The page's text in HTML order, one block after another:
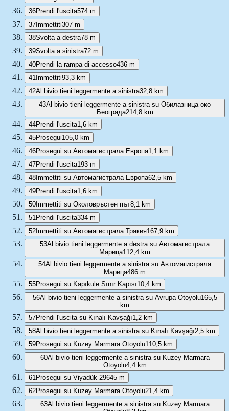
36Prendi l'uscita574 m
37Immettiti307 m
38Svolta a destra78 m
39Svolta a sinistra72 m
40Prendi la rampa di accesso436 m
41 Immettiti93,3 km
42Al bivio tieni leggermente a sinistra32,8 km
43Al bivio tieni leggermente a sinistra su Обилазница око
Београда214,8 km
44Prendi l'uscita1,6 km
45Prosegui105,0 km
46Prosegui su Автомагистрала Европа1,1 km
47Prendi l'uscita193 m
48Immettiti su Автомагистрала Европа62,5 km
49Prendi l'uscita1,6 km
50Immettiti su Околовръстен път8,1 km
51 Prendi l'uscita334 m
52Immettiti su Автомагистрала Тракия167,9 km
53Al bivio tieni leggermente a destra su Автомагистрала
Марица112,4 km
54Al bivio tieni leggermente a sinistra su Автомагистрала
Марица486 m
55Prosegui su Kapıkule Sınır Kapısı10,4 km
56Al bivio tieni leggermente a sinistra su Avrupa Otoyolu165,5
km
57Prendi l'uscita su Kınalı Kavşağı1,2 km
58Al bivio tieni leggermente a sinistra su Kınalı Kavşağı2,5 km
59Prosegui su Kuzey Marmara Otoyolu110,5 km
60Al bivio tieni leggermente a sinistra su Kuzey Marmara
Otoyolu4,4 km
61 Prosegui su Viyadük-29645 m
62Prosegui su Kuzey Marmara Otoyolu21,4 km
63Al bivio tieni leggermente a sinistra su Kuzey Marmara